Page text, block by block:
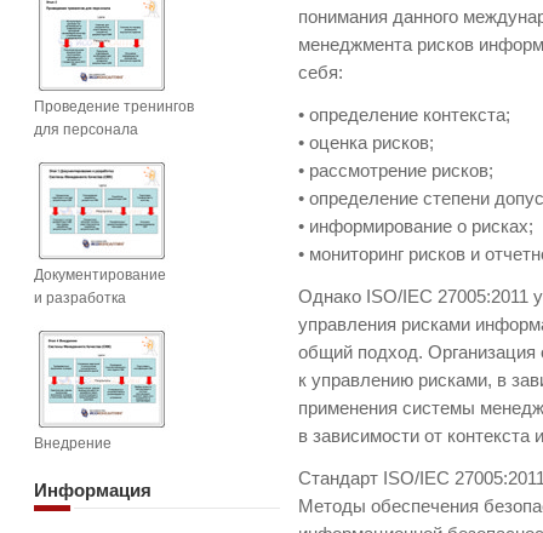
понимания данного
менеджмента рисков
себя:
• определение контекста;
• оценка рисков;
• рассмотрение рисков;
• определение степени
• информирование о рисках;
• мониторинг рисков и
Однако ISO/IEC 27005:2011
управления рисками
общий подход. Организация
к управлению рисками, в
применения системы
в зависимости от
Стандарт ISO/IEC
Методы обеспечения
Проведение тренингов
для персонала
Документирование
и разработка
Внедрение
Информация